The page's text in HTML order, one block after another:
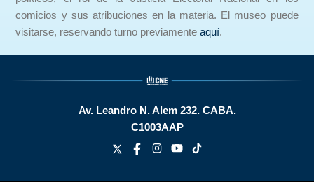
comicios y sus atribuciones en la materia. El museo puede
visitarse, reservando turno previamenteaquí.
Av. Leandro N. Alem 232. CABA.
C1003AAP